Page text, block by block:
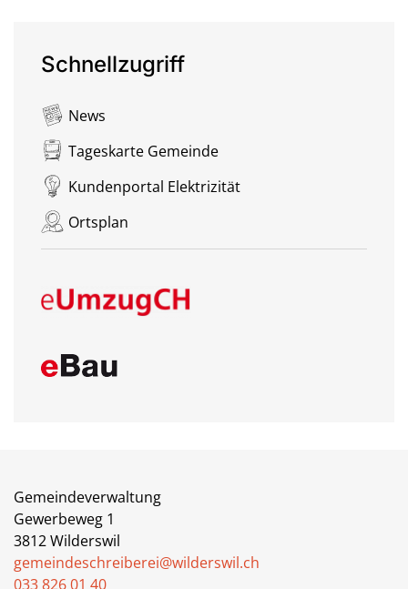
Schnellzugriff
News
Tageskarte Gemeinde
Kundenportal Elektrizität
Ortsplan
Gemeindeverwaltung
Gewerbeweg 1
3812 Wilderswil
gemeindeschreiberei@wilderswil.ch
033 826 01 40